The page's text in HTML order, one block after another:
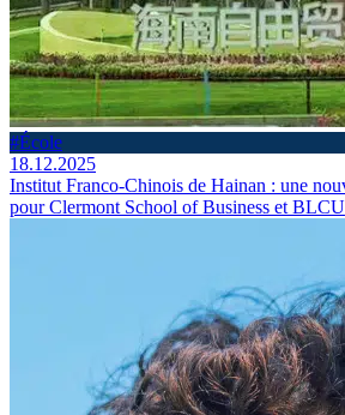
#École
18.12.2025
Institut Franco-Chinois de Hainan : une
pour Clermont School of Business et BLCU